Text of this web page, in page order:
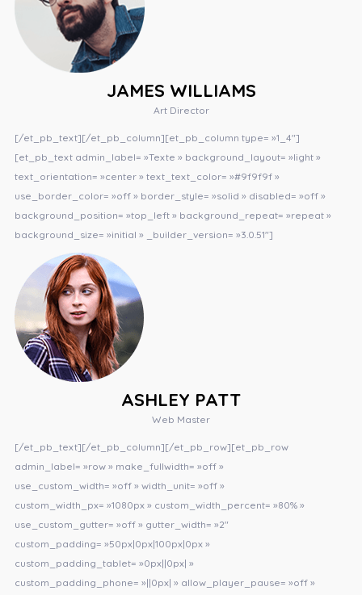
JAMES WILLIAMS
Art Director
[/et_pb_text][/et_pb_column][et_pb_column type= »1_4″]
[et_pb_text admin_label= »Texte » background_layout= »light »
text_orientation= »center » text_text_color= »#9f9f9f »
use_border_color= »off » border_style= »solid » disabled= »off »
background_position= »top_left » background_repeat= »repeat »
background_size= »initial » _builder_version= »3.0.51″]
ASHLEY PATT
Web Master
[/et_pb_text][/et_pb_column][/et_pb_row][et_pb_row
admin_label= »row » make_fullwidth= »off »
use_custom_width= »off » width_unit= »off »
custom_width_px= »1080px » custom_width_percent= »80% »
use_custom_gutter= »off » gutter_width= »2″
custom_padding= »50px|0px|100px|0px »
custom_padding_tablet= »0px||0px| »
custom_padding_phone= »||0px| » allow_player_pause= »off »